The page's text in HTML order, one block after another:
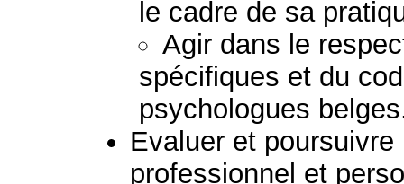
le cadre de sa
Agir dans le
spécifiques et du
psychologues
Evaluer et
professionnel et